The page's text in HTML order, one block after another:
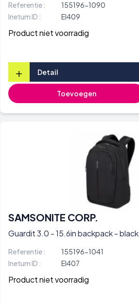
Referentie :
155196-1090
Inetum ID :
EI409
Product niet voorradig
+ Detail
Toevoegen
SAMSONITE CORP.
Guardit 3.0 - 15.6in backpack - black
Referentie :
155196-1041
Inetum ID :
EI407
Product niet voorradig